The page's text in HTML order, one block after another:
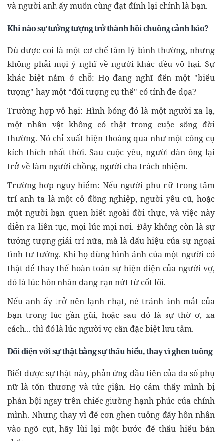
và người anh ấy muốn cùng đạt đỉnh lại chính là bạn.
Khi nào sự tưởng tượng trở thành hồi chuông cảnh báo?
Dù được coi là một cơ chế tâm lý bình thường, nhưng
không phải mọi ý nghĩ về người khác đều vô hại. Sự
khác biệt nằm ở chỗ: Họ đang nghĩ đến một "biểu
tượng" hay một “đối tượng cụ thể" có tính đe dọa?
Trường hợp vô hại: Hình bóng đó là một người xa lạ,
một nhân vật không có thật trong cuộc sống đời
thường. Nó chỉ xuất hiện thoáng qua như một công cụ
kích thích nhất thời. Sau cuộc yêu, người đàn ông lại
trở về làm người chồng, người cha trách nhiệm.
Trường hợp nguy hiểm: Nếu người phụ nữ trong tâm
trí anh ta là một cô đồng nghiệp, người yêu cũ, hoặc
một người bạn quen biết ngoài đời thực, và việc này
diễn ra liên tục, mọi lúc mọi nơi. Đây không còn là sự
tưởng tượng giải trí nữa, mà là dấu hiệu của sự ngoại
tình tư tưởng. Khi họ dùng hình ảnh của một người có
thật để thay thế hoàn toàn sự hiện diện của người vợ,
đó là lúc hôn nhân đang rạn nứt từ cốt lõi.
Nếu anh ấy trở nên lạnh nhạt, né tránh ánh mắt của
bạn trong lúc gần gũi, hoặc sau đó là sự thờ ơ, xa
cách... thì đó là lúc người vợ cần đặc biệt lưu tâm.
Đối diện với sự thật bằng sự thấu hiểu, thay vì ghen tuông
Biết được sự thật này, phản ứng đầu tiên của đa số phụ
nữ là tổn thương và tức giận. Họ cảm thấy mình bị
phản bội ngay trên chiếc giường hạnh phúc của chính
mình. Nhưng thay vì để cơn ghen tuông đẩy hôn nhân
vào ngõ cụt, hãy lùi lại một bước để thấu hiểu bản